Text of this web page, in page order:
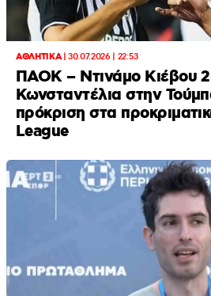
ΑΘΛΗΤΙΚΑ|30.07.2026 | 22:53
ΠΑΟΚ – Ντινάμο Κιέβου
Κωνσταντέλια στην
πρόκριση στα
League